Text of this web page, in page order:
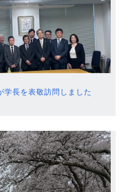
学長を表敬訪問しました